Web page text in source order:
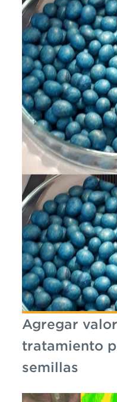
Agregar
tratamiento
semillas